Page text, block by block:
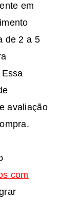
em
de 2 a 5
avaliação
com